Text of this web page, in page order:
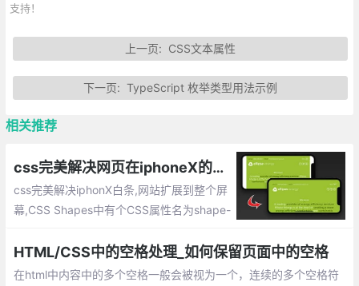
支持！
上一页: CSS文本属性
下一页: TypeScript 枚举类型用法示例
相关推荐
css完美解决网页在iphoneX的头部刘海显示问题
css完美解决iphonX白条,网站扩展到整个屏
幕,CSS Shapes中有个CSS属性名为shape-
HTML/CSS中的空格处理_如何保留页面中的空格
在html中内容中的多个空格一般会被视为一个，连续的多个空格符